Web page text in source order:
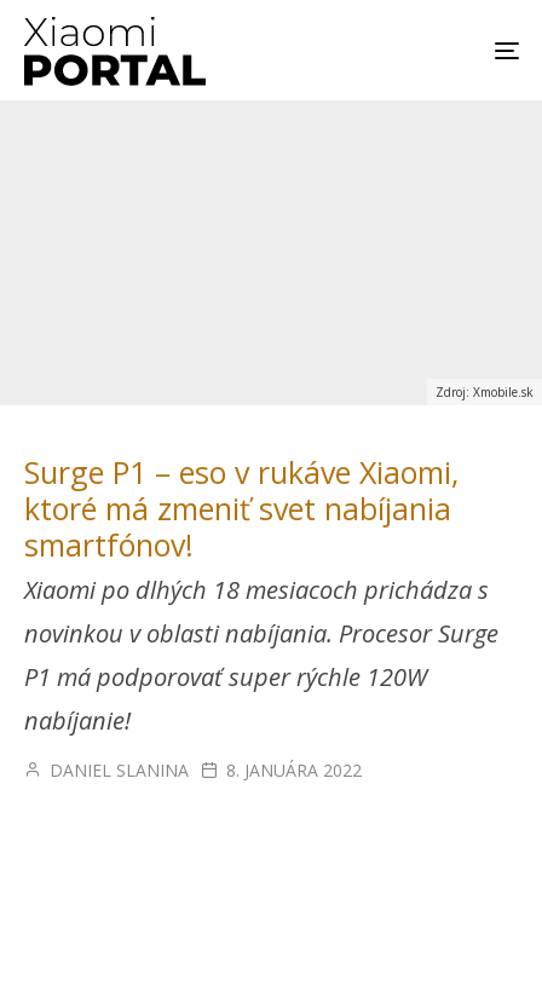
Zdroj: Xmobile.sk
Surge P1 – eso v rukáve Xiaomi,
ktoré má zmeniť svet nabíjania
smartfónov!
Xiaomi po dlhých 18 mesiacoch prichádza s
novinkou v oblasti nabíjania. Procesor Surge
P1 má podporovať super rýchle 120W
nabíjanie!
DANIEL SLANINA 8. JANUÁRA 2022